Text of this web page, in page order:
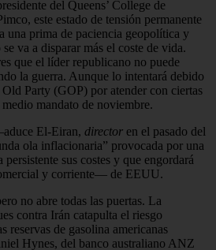
del Queens’ College de
este estado de tensión permanente
una prima de paciencia geopolítica y
va a disparar más el coste de vida.
que el líder republicano no puede
la guerra. Aunque lo intentará debido
Party (GOP) por atender con ciertas
mandato de noviembre.
El-Eiran, director en el pasado del
ola inflacionaria” provocada por una
sus costes y que engordará
y corriente— de EEUU.
no abre todas las puertas. La
contra Irán catapulta el riesgo
reservas de gasolina americanas
Hynes, del banco australiano ANZ